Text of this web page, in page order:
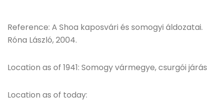
Reference: A Shoa kaposvári és somogyi áldozatai.
Róna László, 2004.
Location as of 1941: Somogy vármegye, csurgói járás
Location as of today: